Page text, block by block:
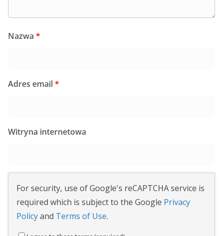
Nazwa *
Adres email*
Witryna internetowa
For security, use of Google's reCAPTCHA service is
required which is subject to the Google Privacy
Policyand Terms of Use.